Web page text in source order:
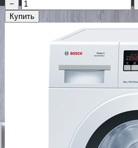
−
Купить